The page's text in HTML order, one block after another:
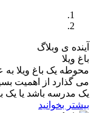
آینده ی وبلاگ
باغ ویلا
محوطه یک باغ ویلا به
می گذارد از اهمیت
یک مدرسه باشد یا یک
بیشتر بخوانید